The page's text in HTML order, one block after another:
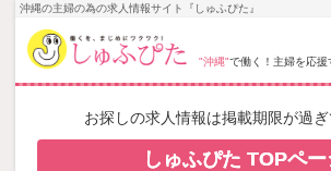
NowLoading
沖縄の主婦の為の求人情報サイト『しゅふぴた』
"沖縄"で働く！主婦を応援
お探しの求人情報は掲載期限が過ぎ
しゅふぴた TOPペ